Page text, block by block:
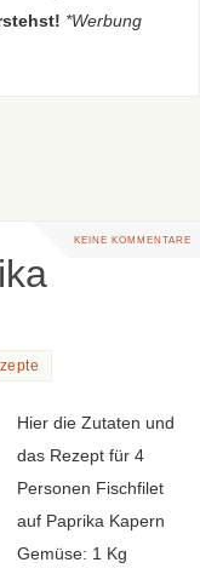
*Werbung
KEINE KOMMENTARE
Hier die Zutaten und
das Rezept für 4
Personen Fischfilet
auf Paprika Kapern
Gemüse: 1 Kg